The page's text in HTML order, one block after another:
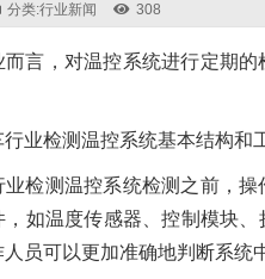
分类:行业新闻 308
而言，对温控系统进行定期
业检测温控系统基本结构和
业检测温控系统检测之前，
，如温度传感器、控制模块
员可以更加准确地判断系统